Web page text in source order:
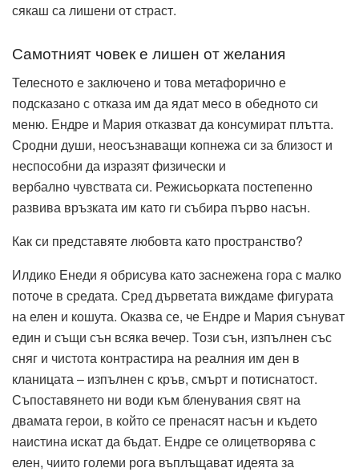
сякаш са лишени от страст.
Самотният човек е лишен от желания
Телесното е заключено и това метафорично е
подсказано с отказа им да ядат месо в обедното си
меню. Ендре и Мария отказват да консумират плътта.
Сродни души, неосъзнаващи копнежа си за близост и
неспособни да изразят физически и
вербално чувствата си. Режисьорката постепенно
развива връзката им като ги събира първо насън.
Как си представяте любовта като пространство?
Илдико Енеди я обрисува като заснежена гора с малко
поточе в средата. Сред дърветата виждаме фигурата
на елен и кошута. Оказва се, че Ендре и Мария сънуват
един и същи сън всяка вечер. Този сън, изпълнен със
сняг и чистота контрастира на реалния им ден в
кланицата – изпълнен с кръв, смърт и потиснатост.
Съпоставянето ни води към бленувания свят на
двамата герои, в който се пренасят насън и където
наистина искат да бъдат. Ендре се олицетворява с
елен, чиито големи рога въплъщават идеята за